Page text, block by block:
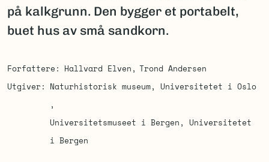
på kalkgrunn. Den bygger et portabelt,
buet hus av små sandkorn.
Forfattere Hallvard Elven
Trond Andersen
Utgiver
Naturhistorisk museum, Universitetet i Oslo
Universitetsmuseet i Bergen, Universitetet
i Bergen